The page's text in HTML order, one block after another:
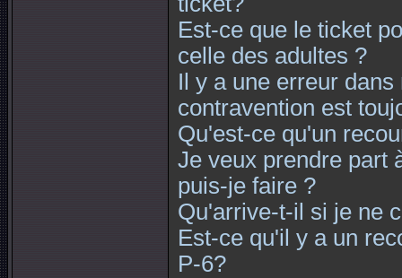
Est-ce que le ticket
celle des adultes ?
Il y a une erreur
contravention est
Qu'est-ce qu'un
Je veux prendre part
puis-je faire ?
Qu'arrive-t-il si je ne
Est-ce qu'il y a un
P-6?